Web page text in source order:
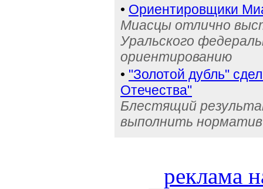
• Ориентировщики
Миасцы отлично
Уральского
ориентированию
• "Золотой дубль"
Отечества"
Блестящий
выполнить
реклама